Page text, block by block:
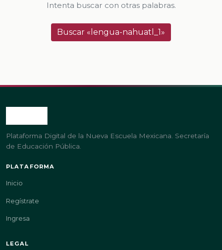
Intenta buscar con otras palabras.
Buscar «lengua-nahuatl_1»
Plataforma Digital de la Nueva Escuela Mexicana. Secretaría
de Educación Pública.
PLATAFORMA
Inicio
Regístrate
Ingresa
LEGAL